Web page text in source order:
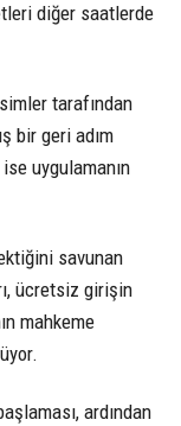
diğer saatlerde
tarafından
bir geri adım
uygulamanın
savunan
ücretsiz girişin
mahkeme
ardından